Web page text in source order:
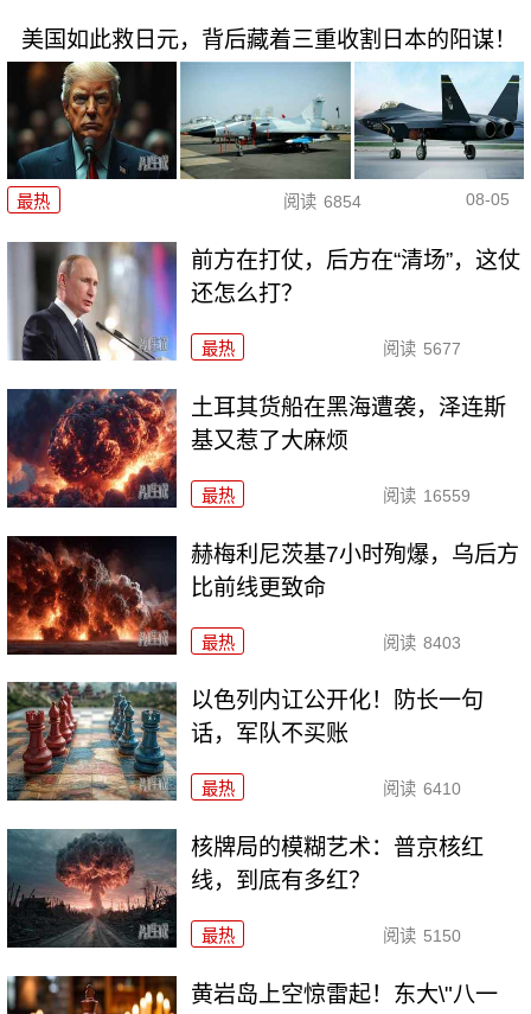
美国如此救日元，背后藏着三重收割日本的阳谋！
最热 阅读 6854 08-05
前方在打仗，后方在“清场”，这仗
还怎么打？
最热 阅读 5677
土耳其货船在黑海遭袭，泽连斯
基又惹了大麻烦
最热 阅读 16559
赫梅利尼茨基7小时殉爆，乌后方
比前线更致命
最热 阅读 8403
以色列内讧公开化！防长一句
话，军队不买账
最热 阅读 6410
核牌局的模糊艺术：普京核红
线，到底有多红？
最热 阅读 5150
黄岩岛上空惊雷起！东大\"八一